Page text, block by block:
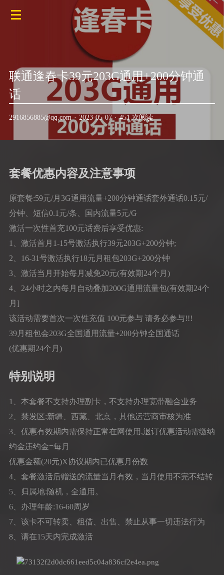
联通逢春卡39元203G通用+200分钟通
话
2916856885@qq.com · 2023-05-07 · 451 次阅读
套餐优惠内容及注意事项
原套餐:59元/月3G通用流量+200分钟通话套外通话0.15元/
分钟、短信0.1元/条、国内流量5元/G
激活一次性首充100元话费后享受优惠:
1、激活首月1-15号激活执行39元203G+200分钟;
2、16-31号激活执行18元月租包203G+200分钟
3、激活当月开始每月减免20元(有效期24个月)
4、24小时之内每月自动叠加200G通用流量包(有效期24个
月]
该活动需要首次一次性充值 100元参与 请务必参与!!!
39月租包会203G全国通用流量+200分钟全国通话
(优惠期24个月)
特别说明
1、本套餐不支持办理副卡，不支持办理宽带融合业务
2、禁发区:新疆、西藏、北京，其他运营商审核为准
3、优惠有效期内需保持正常在网使用,退订优惠活动需缴纳
约金违约金=每月
优惠金额(20元)X协议期内已优惠月份数
4、套餐激活后赠送的流量当月有效，当月使用不完不结转
5、归属地:随机，全通用。
6、办理年龄:16-60周岁
7、该卡不可转卖、租借、出售、禁止从事一切违法行为
8、请在15天内完成激活